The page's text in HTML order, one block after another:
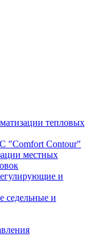
тепловых
"Comfort Contour"
местных
и
седельные и